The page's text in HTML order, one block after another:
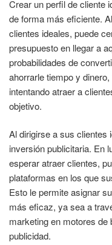
Crear un perfil de cliente
de forma más eficiente.
clientes ideales, puede
presupuesto en llegar a
probabilidades de
ahorrarle tiempo y
intentando atraer a
objetivo.
Al dirigirse a sus clientes
inversión publicitaria. En
esperar atraer clientes,
plataformas en los que
Esto le permite asignar
más eficaz, ya sea a
marketing en motores
publicidad.